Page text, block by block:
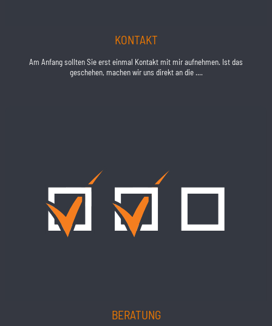
KONTAKT
Am Anfang sollten Sie erst einmal Kontakt mit mir aufnehmen. Ist das
geschehen, machen wir uns direkt an die ....
BERATUNG